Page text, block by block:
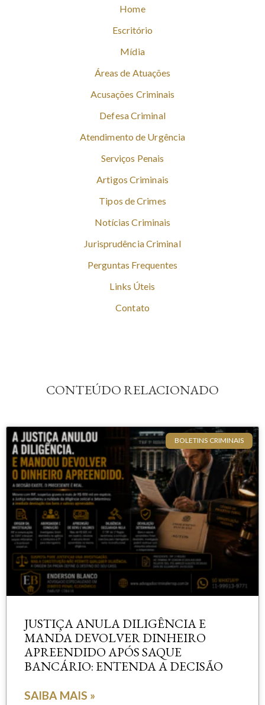
Home
Escritório
Mídia
Áreas de Atuações
Acusações Criminais
Defesa Criminal
Atendimento de Urgência
Serviços Penais
Artigos Criminais
Tipos de Crimes
Notícias Criminais
Jurisprudência Criminal
Perguntas Frequentes
Links Úteis
Contato
CONTEÚDO RELACIONADO
BOLETINS CRIMINAIS
JUSTIÇA ANULA DILIGÊNCIA E
MANDA DEVOLVER DINHEIRO
APREENDIDO APÓS SAQUE
BANCÁRIO: ENTENDA A DECISÃO
SAIBA MAIS »